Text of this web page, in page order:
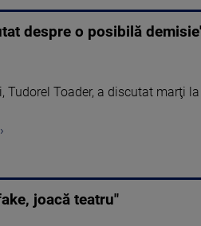
despre o posibilă
Tudorel Toader, a discutat marţi
joacă teatru"